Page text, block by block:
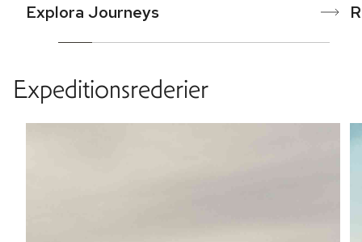
Explora Journeys
Expeditionsrederier